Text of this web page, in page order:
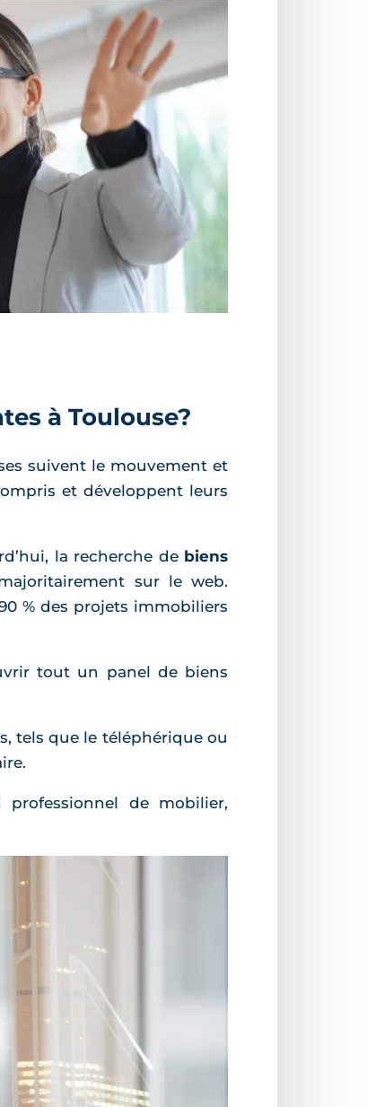
à Toulouse?
suivent le mouvement et
et développent leurs
la recherche de biens
sur le web.
% des projets immobiliers
tout un panel de biens
tels que le téléphérique ou
de mobilier,